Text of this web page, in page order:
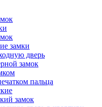
замки
дверь
замок
пальца
замок